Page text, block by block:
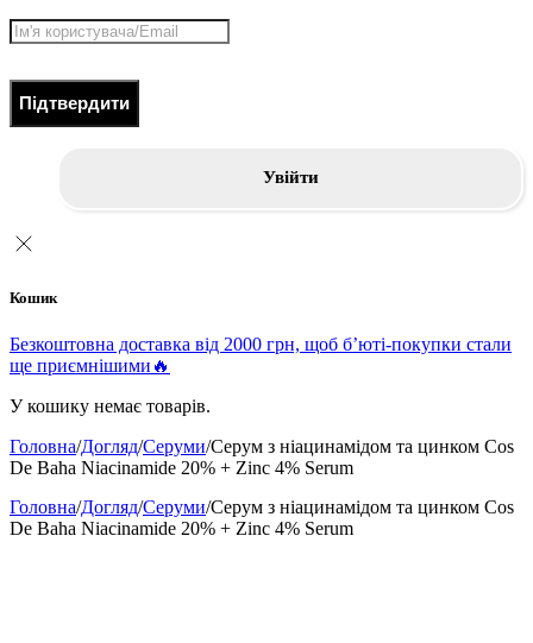
Підтвердити
Увійти
Кошик
Безкоштовна доставка від 2000 грн, щоб б’юті-покупки стали
ще приємнішими🔥
У кошику немає товарів.
Головна/Догляд/Серуми/Серум з ніацинамідом та цинком Cos
De Baha Niacinamide 20% + Zinc 4% Serum
Головна/Догляд/Серуми/Серум з ніацинамідом та цинком Cos
De Baha Niacinamide 20% + Zinc 4% Serum